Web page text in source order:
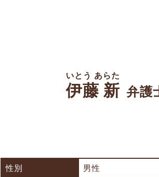
伊藤 新
いとう あらた
弁護
性別
男性